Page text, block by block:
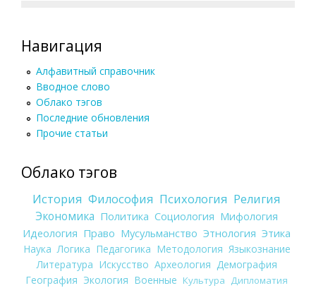
Навигация
Алфавитный справочник
Вводное слово
Облако тэгов
Последние обновления
Прочие статьи
Облако тэгов
История Философия Психология Религия
Экономика Политика Социология Мифология
Идеология Право Мусульманство Этнология Этика
Наука Логика Педагогика Методология Языкознание
Литература Искусство Археология Демография
География Экология Военные Культура
Дипломатия